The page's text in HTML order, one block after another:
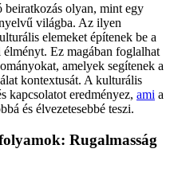
olyan, mint egy
világba. Az ilyen
elemeket építenek be a
Ez magában foglalhat
amelyek segítenek a
kontextusát. A kulturális
kapcsolatot eredményez, ami a
és élvezetesebbé teszi.
Rugalmasság